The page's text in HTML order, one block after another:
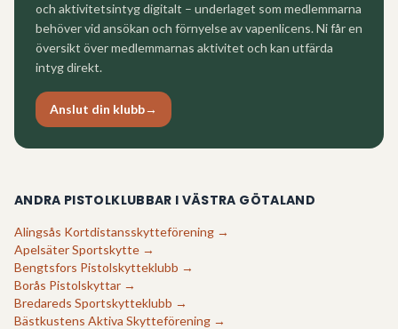
och aktivitetsintyg digitalt – underlaget som medlemmarna
behöver vid ansökan och förnyelse av vapenlicens. Ni får en
översikt över medlemmarnas aktivitet och kan utfärda
intyg direkt.
Anslut din klubb→
ANDRA PISTOLKLUBBAR I VÄSTRA GÖTALAND
Alingsås Kortdistansskytteförening →
Apelsäter Sportskytte →
Bengtsfors Pistolskytteklubb →
Borås Pistolskyttar →
Bredareds Sportskytteklubb →
Bästkustens Aktiva Skytteförening →